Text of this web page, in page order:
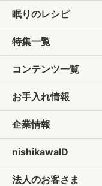
眠りのレシピ
特集一覧
コンテンツ一覧
お手入れ情報
企業情報
nishikawaID
法人のお客さま